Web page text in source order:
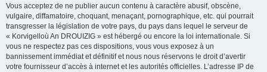
Vous acceptez de ne publier aucun contenu à caractère abusif, obscène,
vulgaire, diffamatoire, choquant, menaçant, pornographique, etc. qui pourrait
transgresser la législation de votre pays, du pays dans lequel le serveur de
« Korvigelloù An DROUIZIG » est hébergé ou encore la loi internationale. Si
vous ne respectez pas ces dispositions, vous vous exposez à un
bannissement immédiat et définitif et nous nous réservons le droit d’avertir
votre fournisseur d’accès à internet et les autorités officielles. L’adresse IP de